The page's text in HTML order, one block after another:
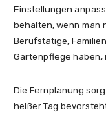
Einstellungen
behalten, wenn man
Berufstätige,
Gartenpflege haben,
Die Fernplanung
heißer Tag